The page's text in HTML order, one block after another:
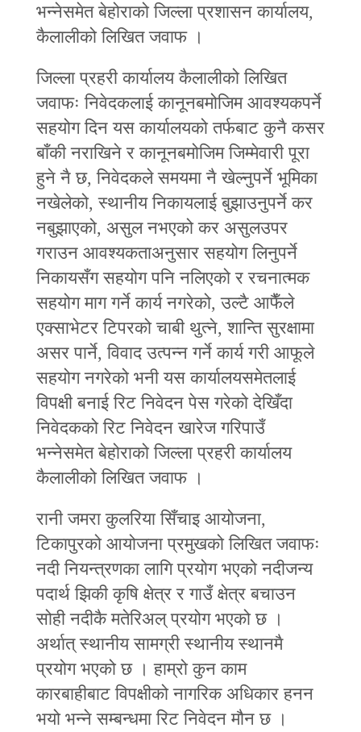
भन्नेसमेत बेहोराको जिल्ला प्रशासन कार्यालय,
कैलालीको लिखित जवाफ ।
जिल्ला प्रहरी कार्यालय कैलालीको लिखित
जवाफः निवेदकलाई कानूनबमोजिम आवश्यकपर्ने
सहयोग दिन यस कार्यालयको तर्फबाट कुनै कसर
बाँकी नराखिने र कानूनबमोजिम जिम्मेवारी पूरा
हुने नै छ, निवेदकले समयमा नै खेल्नुपर्ने भूमिका
नखेलेको, स्थानीय निकायलाई बुझाउनुपर्ने कर
नबुझाएको, असुल नभएको कर असुलउपर
गराउन आवश्यकताअनुसार सहयोग लिनुपर्ने
निकायसँग सहयोग पनि नलिएको र रचनात्मक
सहयोग माग गर्ने कार्य नगरेको, उल्टै आफैँले
एक्साभेटर टिपरको चाबी थुत्ने, शान्ति सुरक्षामा
असर पार्ने, विवाद उत्पन्न गर्ने कार्य गरी आफूले
सहयोग नगरेको भनी यस कार्यालयसमेतलाई
विपक्षी बनाई रिट निवेदन पेस गरेको देखिँदा
निवेदकको रिट निवेदन खारेज गरिपाउँ
भन्नेसमेत बेहोराको जिल्ला प्रहरी कार्यालय
कैलालीको लिखित जवाफ ।
रानी जमरा कुलरिया सिँचाइ आयोजना,
टिकापुरको आयोजना प्रमुखको लिखित जवाफः
नदी नियन्त्रणका लागि प्रयोग भएको नदीजन्य
पदार्थ झिकी कृषि क्षेत्र र गाउँ क्षेत्र बचाउन
सोही नदीकै मतेरिअल् प्रयोग भएको छ ।
अर्थात्‌ स्थानीय सामग्री स्थानीय स्थानमै
प्रयोग भएको छ । हाम्रो कुन काम
कारबाहीबाट विपक्षीको नागरिक अधिकार हनन
भयो भन्ने सम्बन्धमा रिट निवेदन मौन छ ।